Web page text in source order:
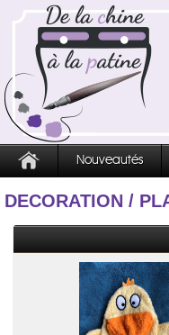
Nouveautés
DECORATION /